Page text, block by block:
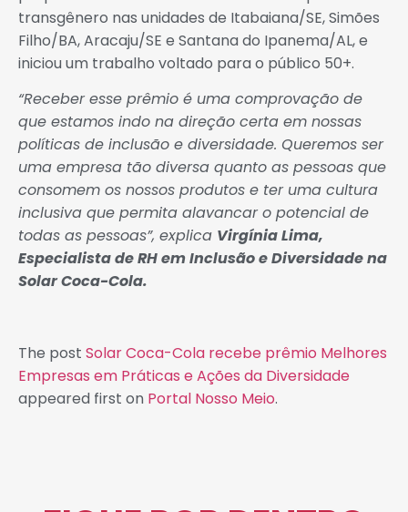
transgênero nas unidades de Itabaiana/SE, Simões
Filho/BA, Aracaju/SE e Santana do Ipanema/AL, e
iniciou um trabalho voltado para o público 50+.
“Receber esse prêmio é uma comprovação de
que estamos indo na direção certa em nossas
políticas de inclusão e diversidade. Queremos ser
uma empresa tão diversa quanto as pessoas que
consomem os nossos produtos e ter uma cultura
inclusiva que permita alavancar o potencial de
todas as pessoas”, explica Virgínia Lima,
Especialista de RH em Inclusão e Diversidade na
Solar Coca-Cola.
The post Solar Coca-Cola recebe prêmio Melhores
Empresas em Práticas e Ações da Diversidade
appeared first on Portal Nosso Meio.